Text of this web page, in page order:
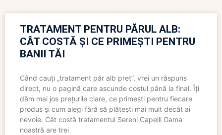
TRATAMENT PENTRU PĂRUL ALB:
CÂT COSTĂ ȘI CE PRIMEȘTI PENTRU
BANII TĂI
Când cauți „tratament păr alb preț”, vrei un răspuns
direct, nu o pagină care ascunde costul până la final. Îți
dăm mai jos prețurile clare, ce primești pentru fiecare
produs și cum alegi fără să plătești mai mult decât ai
nevoie. Cât costă tratamentul Sereni Capelli Gama
noastră are trei